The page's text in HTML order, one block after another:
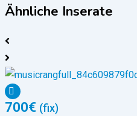
Ähnliche Inserate
700€ (fix)